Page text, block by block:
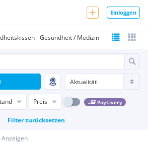
Einloggen
- Gesundheit / Medizin
Preis PayLivery
Filter zurücksetzen
Anzeigen